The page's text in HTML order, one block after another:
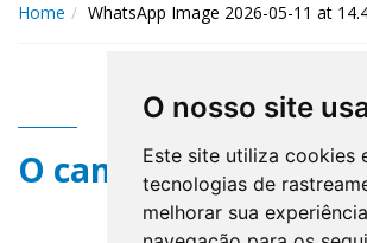
O nosso site
Este site utiliza cookies
tecnologias de
melhorar sua
Home WhatsApp Image 2026-05-11 at
O campo title não